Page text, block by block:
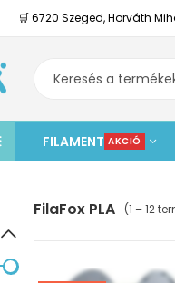
🛒 6720 Szeged, Horváth
FILAMENT AKCIÓ
FilaFox PLA (1 – 12